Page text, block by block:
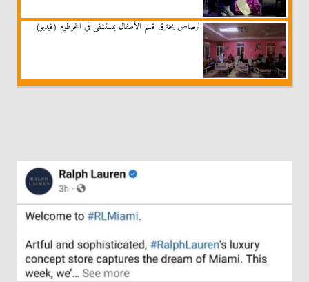
الرصاص يخترق قسم الأطفال بمستشفى في الخرطوم (فيديو)